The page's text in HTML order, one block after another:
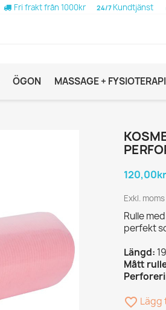
Fri frakt från 1000kr 24/7 Kundtjänst
ÖGON MASSAGE + FYSIOTERAPI
120,00kr
Exkl. moms
Rulle
perfekt
Längd:
Mått
favorite_border Lägg